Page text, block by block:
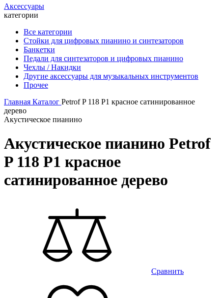
Аксессуары
категории
Все категории
Стойки для цифровых пианино и синтезаторов
Банкетки
Педали для синтезаторов и цифровых пианино
Чехлы / Накидки
Другие аксессуары для музыкальных инструментов
Прочее
Главная Каталог Petrof P 118 P1 красное сатинированное
дерево
Акустическое пианино
Акустическое пианино Petrof
P 118 P1 красное
сатинированное дерево
Сравнить